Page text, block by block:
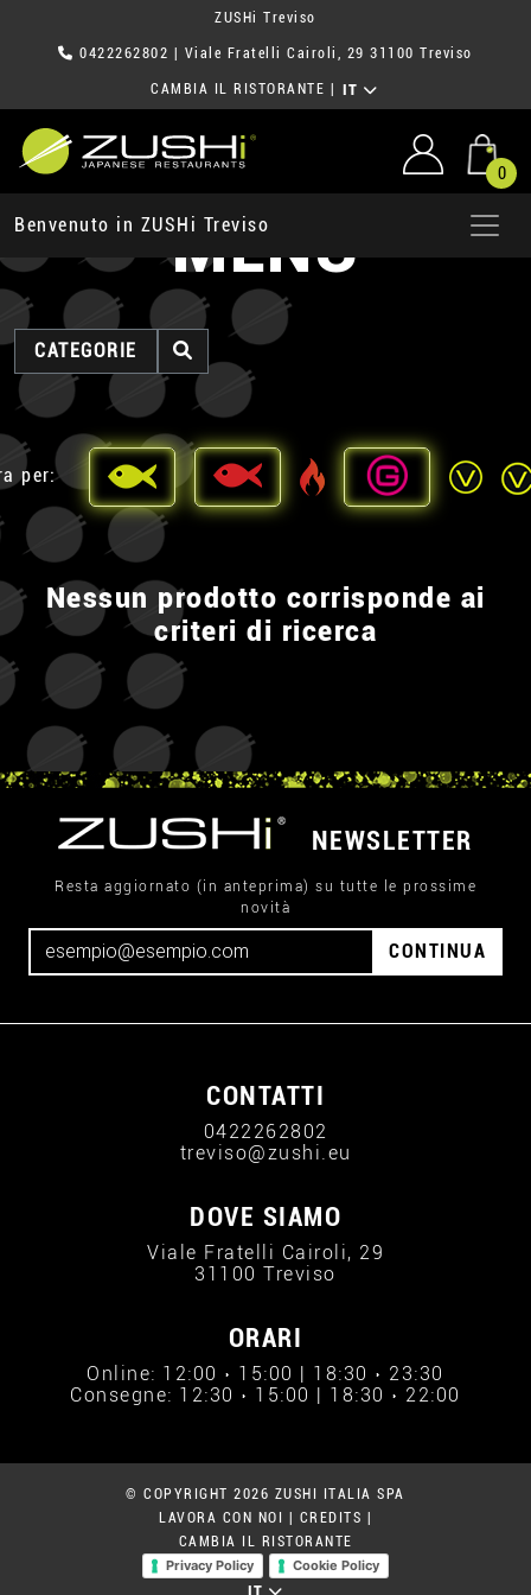
ZUSHi Treviso
0422262802 | Viale Fratelli Cairoli, 29 31100 Treviso
CAMBIA IL RISTORANTE IT
0
Benvenuto in ZUSHi TrevisoMENU
CATEGORIE
per:
Nessun prodotto corrisponde ai
criteri di ricerca
NEWSLETTER
Resta aggiornato (in anteprima) su tutte le prossime
novità
CONTINUA
CONTATTI
0422262802
treviso@zushi.eu
DOVE SIAMO
Viale Fratelli Cairoli, 29
31100 Treviso
ORARI
Online: 12:00 › 15:00 | 18:30 › 23:30
Consegne: 12:30 › 15:00 | 18:30 › 22:00
© COPYRIGHT 2026 ZUSHI ITALIA SPA
LAVORA CON NOI
CREDITS
CAMBIA IL RISTORANTE
Privacy Policy
Cookie Policy